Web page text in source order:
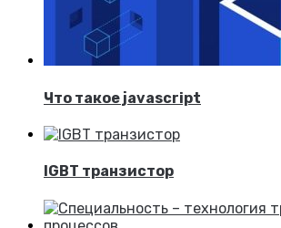
Что такое javascript
IGBT транзистор